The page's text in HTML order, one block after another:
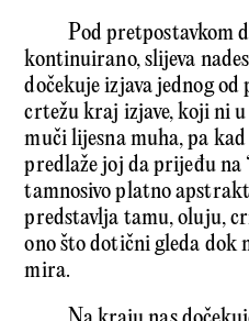
Pod pretpostavkom
kontinuirano, slijeva
dočekuje izjava jednog
crtežu kraj izjave, koji ni
muči lijesna muha, pa
predlaže joj da prijeđu na
tamnosivo platno
predstavlja tamu, oluju,
ono što dotični gleda dok
mira.